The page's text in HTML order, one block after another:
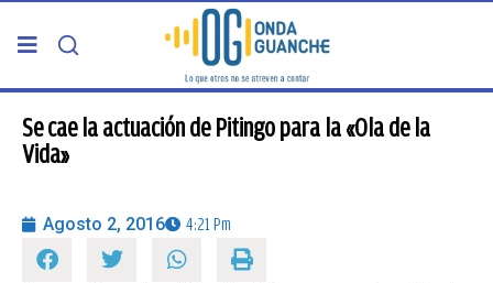
PORTADA
GRAN CANARIA
Se cae la actuación de Pitingo para la «Ola de la
Vida»
Agosto 2, 2016 4:21 Pm